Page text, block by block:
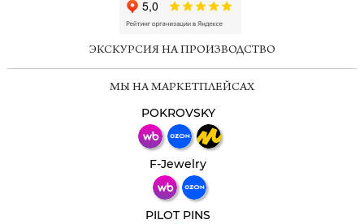
ЭКСКУРСИЯ НА ПРОИЗВОДСТВО
МЫ НА МАРКЕТПЛЕЙСАХ
POKROVSKY
F-Jewelry
PILOT PINS